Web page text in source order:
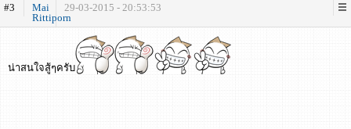
#3
Mai
Rittiporn
29-03-2015 - 20:53:53
น่าสนใจสู้ๆครับ